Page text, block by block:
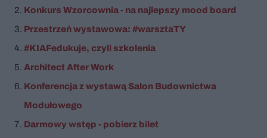
Konkurs Wzorcownia - na najlepszy mood board
Przestrzeń wystawowa: #warsztaTY
#KIAFedukuje, czyli szkolenia
Architect After Work
Konferencja z wystawą Salon Budownictwa
Modułowego
Darmowy wstęp - pobierz bilet